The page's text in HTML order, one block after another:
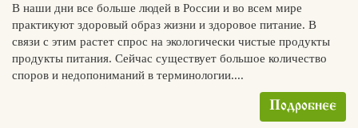
В наши дни все больше людей в России и во всем мире
практикуют здоровый образ жизни и здоровое питание. В
связи с этим растет спрос на экологически чистые продукты
продукты питания. Сейчас существует большое количество
споров и недопониманий в терминологии....
Подробнее